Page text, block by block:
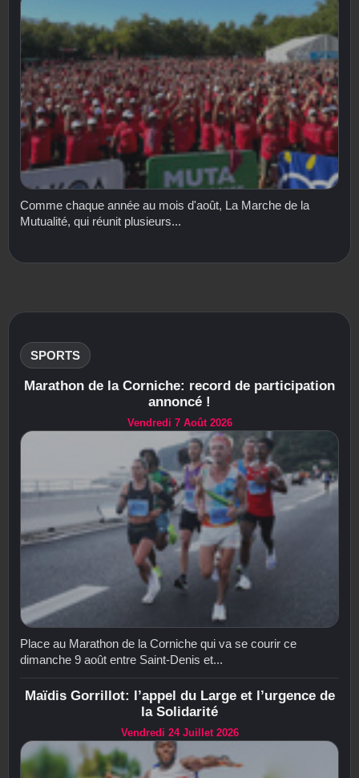
Comme chaque année au mois d'août, La Marche de la
Mutualité, qui réunit plusieurs...
SPORTS
Marathon de la Corniche: record de participation
annoncé !
Vendredi 7 Août 2026
Place au Marathon de la Corniche qui va se courir ce
dimanche 9 août entre Saint-Denis et...
Maïdis Gorrillot: l’appel du Large et l’urgence de
la Solidarité
Vendredi 24 Juillet 2026